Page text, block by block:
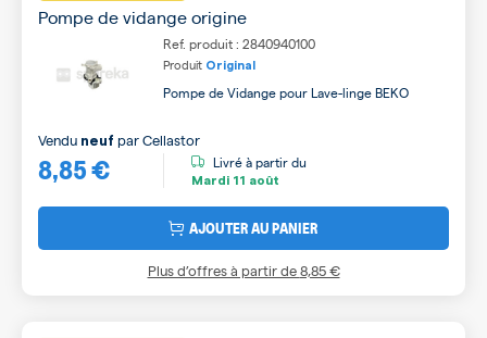
Pompe de vidange origine
Ref. produit : 2840940100
Produit Original
Pompe de Vidange pour Lave-linge BEKO
8,85 €
Vendu neuf parCellastor
Livré à partir du
Mardi 11 août
AJOUTER AU PANIER
Plus d’offres à partir de8,85 €